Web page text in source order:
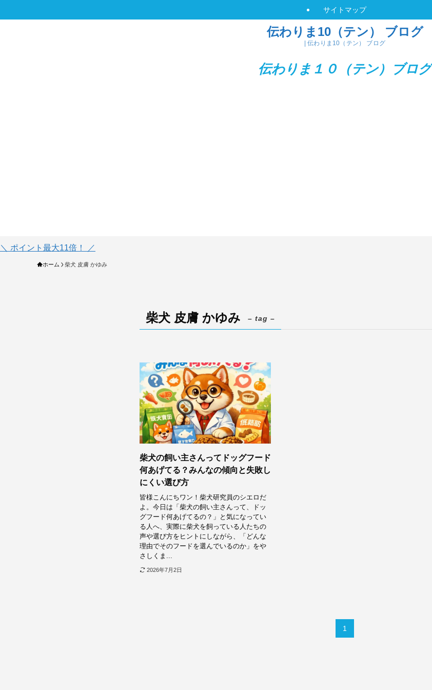
伝わりま10（テン） ブログ
| 伝わりま10（テン） ブログ
サイトマップ
伝わりま１０（テン） ブログ
＼ ポイント最大11倍！ ／
ホーム 柴犬 皮膚 かゆみ
柴犬 皮膚 かゆみ – tag –
柴犬の飼い主さんってドッグフード
何あげてる？みんなの傾向と失敗し
にくい選び方
皆様こんにちワン！柴犬研究員のシエロだ
よ。今日は「柴犬の飼い主さんって、ドッ
グフード何あげてるの？」と気になってい
る人へ、実際に柴犬を飼っている人たちの
声や選び方をヒントにしながら、「どんな
理由でそのフードを選んでいるのか」をや
さしくま...
2026年7月2日
1